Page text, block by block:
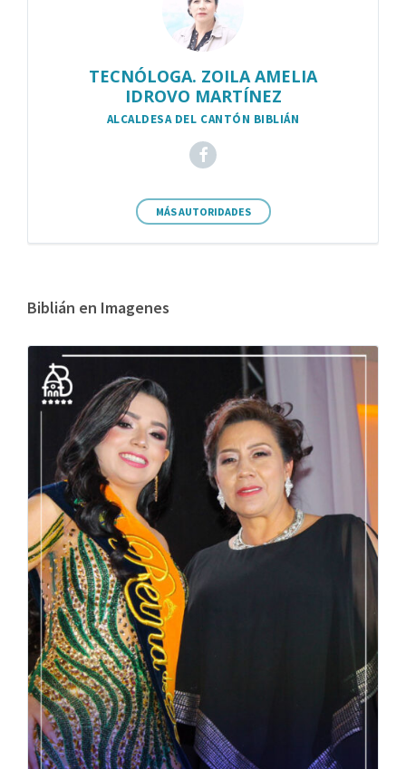
TECNÓLOGA. ZOILA AMELIA
IDROVO MARTÍNEZ
ALCALDESA DEL CANTÓN BIBLIÁN
MÁS AUTORIDADES
Biblián en Imagenes